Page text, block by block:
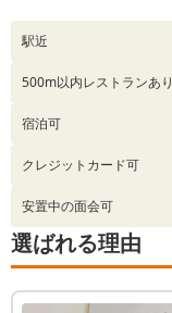
駅近
500m以内レストランあり
宿泊可
クレジットカード可
安置中の面会可
選ばれる理由